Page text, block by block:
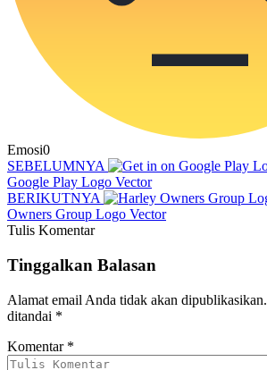
Emosi0
SEBELUMNYA
Google Play Logo Vector
BERIKUTNYA
Owners Group Logo Vector
Tulis Komentar
Tinggalkan Balasan
Alamat email Anda tidak akan dipublikasikan.
ditandai *
Komentar *